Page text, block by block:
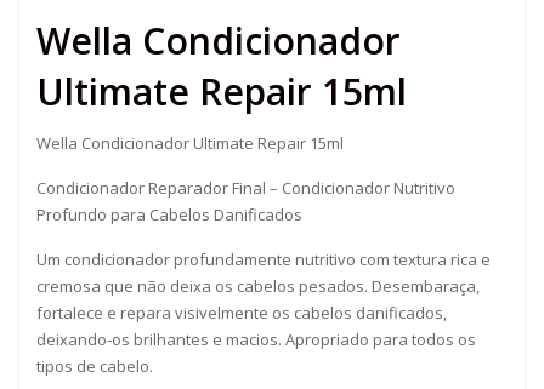
Wella Condicionador
Ultimate Repair 15ml
Wella Condicionador Ultimate Repair 15ml
Condicionador Reparador Final – Condicionador Nutritivo
Profundo para Cabelos Danificados
Um condicionador profundamente nutritivo com textura rica e
cremosa que não deixa os cabelos pesados. Desembaraça,
fortalece e repara visivelmente os cabelos danificados,
deixando-os brilhantes e macios. Apropriado para todos os
tipos de cabelo.